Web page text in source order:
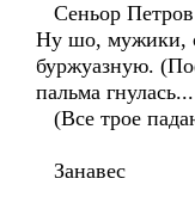
Сеньор
Ну шо, мужики,
буржуазную.
пальма гнулась...
(Все трое
Занавес